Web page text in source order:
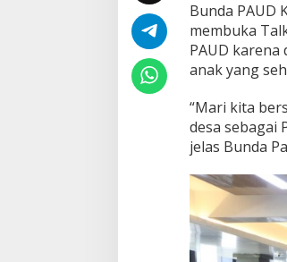
Bunda PAUD
membuka
PAUD
anak yang
“Mari kita
desa sebagai
jelas Bunda